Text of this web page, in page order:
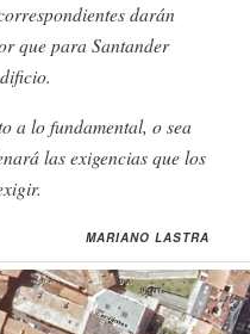
darán
que para Santander
a lo fundamental, o sea
las exigencias que los
MARIANO LASTRA